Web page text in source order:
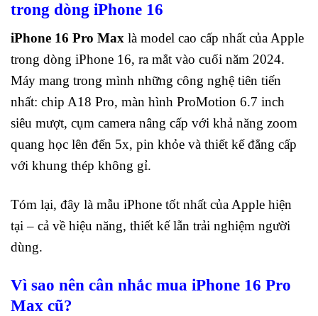
trong dòng iPhone 16
iPhone 16 Pro Max là model cao cấp nhất của Apple
trong dòng iPhone 16, ra mắt vào cuối năm 2024.
Máy mang trong mình những công nghệ tiên tiến
nhất: chip A18 Pro, màn hình ProMotion 6.7 inch
siêu mượt, cụm camera nâng cấp với khả năng zoom
quang học lên đến 5x, pin khỏe và thiết kế đẳng cấp
với khung thép không gỉ.
Tóm lại, đây là mẫu iPhone tốt nhất của Apple hiện
tại – cả về hiệu năng, thiết kế lẫn trải nghiệm người
dùng.
Vì sao nên cân nhắc mua iPhone 16 Pro
Max cũ?